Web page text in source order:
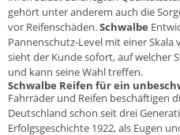
gehört unter anderem auch die
vor Reifenschäden.Schwalbe
Pannenschutz-Level mit einer Skala
sieht der Kunde sofort, auf welcher
und kann seine Wahl treffen.
Schwalbe Reifen für ein
Fahrräder und Reifen beschäftigen
Deutschland schon seit drei
Erfolgsgeschichte 1922, als Eugen